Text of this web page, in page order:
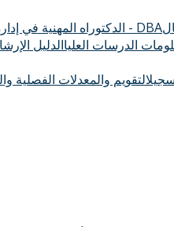
الدكتوراه المهنية في إدارة الأعمال - DBA
الدرسات العلياالدليل
التقويم والمعدلات الفصلية